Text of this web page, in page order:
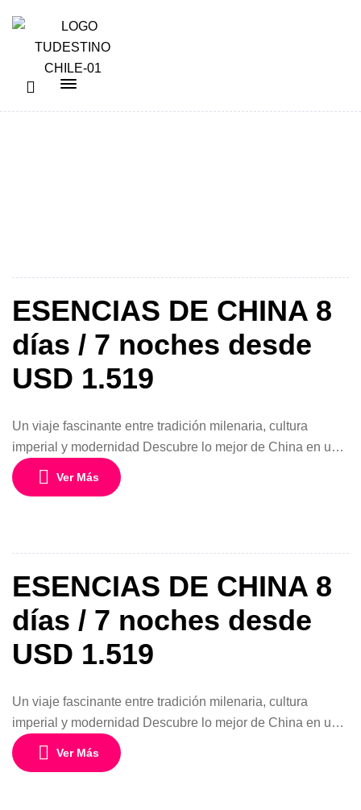
ESENCIAS DE CHINA 8
días / 7 noches desde
USD 1.519
Un viaje fascinante entre tradición milenaria, cultura
imperial y modernidad Descubre lo mejor de China en un
circuito diseñado para explorar sus destinos más
emblemáticos en solo 8 días. Desde la histórica Beijing
de contrastes, historia y […]
Ver Más
ESENCIAS DE CHINA 8
días / 7 noches desde
USD 1.519
Un viaje fascinante entre tradición milenaria, cultura
imperial y modernidad Descubre lo mejor de China en un
circuito diseñado para explorar sus destinos más
emblemáticos en solo 8 días. Desde la histórica Beijing
Ver Más